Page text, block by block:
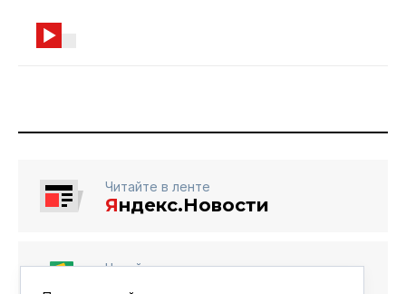
Читайте в ленте
Яндекс.Новости
Читайте в ленте